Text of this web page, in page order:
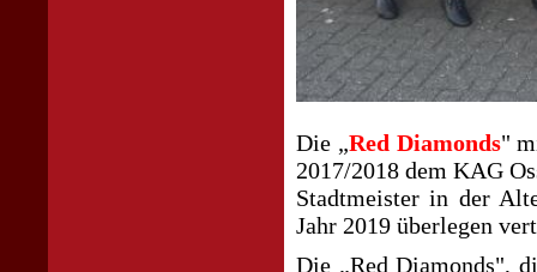
Die „Red Diamonds"
2017/2018 dem KAG
Stadtmeister in der
Jahr 2019 überlegen
Die „Red Diamonds",